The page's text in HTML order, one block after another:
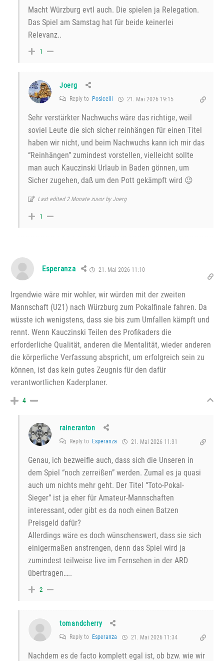
Macht Würzburg evtl auch. Die spielen ja Relegation.
Das Spiel am Samstag hat für beide keinerlei
Relevanz..
1
Joerg
Reply to Posicelli 21. Mai 2026 19:15
Sehr verstärkter Nachwuchs wäre das richtige, weil
soviel Leute die sich sicher reinhängen für einen Titel
haben wir nicht, und beim Nachwuchs kann ich mir das
“Reinhängen” zumindest vorstellen, vielleicht sollte
man auch Kauczinski Urlaub in Baden gönnen, um
Sicher zugehen, daß um den Pott gekämpft wird 😉
Last edited 2 Monate zuvor by Joerg
1
Esperanza 21. Mai 2026 11:10
Irgendwie wäre mir wohler, wir würden mit der zweiten
Mannschaft (U21) nach Würzburg zum Pokalfinale fahren. Da
wüsste ich wenigstens, dass sie bis zum Umfallen kämpft und
rennt. Wenn Kauczinski Teilen des Profikaders die
erforderliche Qualität, anderen die Mentalität, wieder anderen
die körperliche Verfassung abspricht, um erfolgreich sein zu
können, ist das kein gutes Zeugnis für den dafür
verantwortlichen Kaderplaner.
4
raineranton
Reply to Esperanza 21. Mai 2026 11:31
Genau, ich bezweifle auch, dass sich die Unseren in
dem Spiel “noch zerreißen” werden. Zumal es ja quasi
auch um nichts mehr geht. Der Titel “Toto-Pokal-
Sieger” ist ja eher für Amateur-Mannschaften
interessant, oder gibt es da noch einen Batzen
Preisgeld dafür?
Allerdings wäre es doch wünschenswert, dass sie sich
einigermaßen anstrengen, denn das Spiel wird ja
zumindest teilweise live im Fernsehen in der ARD
übertragen…..
2
tomandcherry
Reply to Esperanza 21. Mai 2026 11:34
Nachdem es de facto komplett egal ist, ob bzw. wie wir